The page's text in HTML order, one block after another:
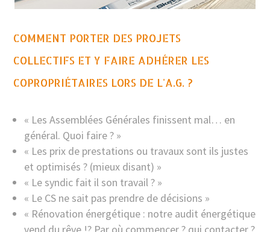
COMMENT PORTER DES PROJETS
COLLECTIFS ET Y FAIRE ADHÉRER LES
COPROPRIÉTAIRES LORS DE L'A.G. ?
« Les Assemblées Générales finissent mal… en
général. Quoi faire ? »
« Les prix de prestations ou travaux sont ils justes
et optimisés ? (mieux disant) »
« Le syndic fait il son travail ? »
« Le CS ne sait pas prendre de décisions »
« Rénovation énergétique : notre audit énergétique